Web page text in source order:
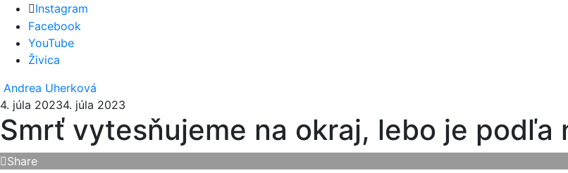
Instagram
Facebook
YouTube
Živica
Andrea Uherková
4. júla 20234. júla 2023
Smrť vytesňujeme na okraj, lebo je podľa
Share